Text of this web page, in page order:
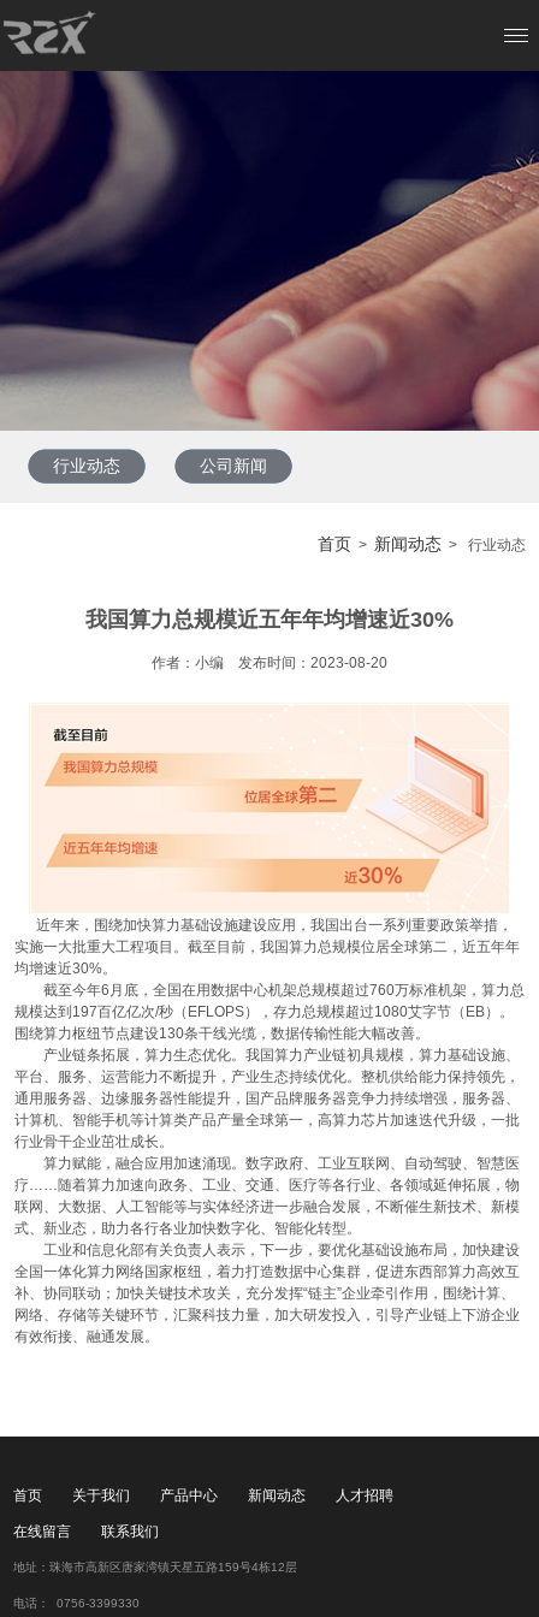
行业动态 公司新闻
首页 > 新闻动态 > 行业动态
我国算力总规模近五年年均增速近30%
作者：小编 发布时间：2023-08-20
近年来，围绕加快算力基础设施建设应用，我国出台一系列重要政策举措，
实施一大批重大工程项目。截至目前，我国算力总规模位居全球第二，近五年年
均增速近30%。
截至今年6月底，全国在用数据中心机架总规模超过760万标准机架，算力总
规模达到197百亿亿次/秒（EFLOPS），存力总规模超过1080艾字节（EB）。
围绕算力枢纽节点建设130条干线光缆，数据传输性能大幅改善。
产业链条拓展，算力生态优化。我国算力产业链初具规模，算力基础设施、
平台、服务、运营能力不断提升，产业生态持续优化。整机供给能力保持领先，
通用服务器、边缘服务器性能提升，国产品牌服务器竞争力持续增强，服务器、
计算机、智能手机等计算类产品产量全球第一，高算力芯片加速迭代升级，一批
行业骨干企业茁壮成长。
算力赋能，融合应用加速涌现。数字政府、工业互联网、自动驾驶、智慧医
疗……随着算力加速向政务、工业、交通、医疗等各行业、各领域延伸拓展，物
联网、大数据、人工智能等与实体经济进一步融合发展，不断催生新技术、新模
式、新业态，助力各行各业加快数字化、智能化转型。
工业和信息化部有关负责人表示，下一步，要优化基础设施布局，加快建设
全国一体化算力网络国家枢纽，着力打造数据中心集群，促进东西部算力高效互
补、协同联动；加快关键技术攻关，充分发挥“链主”企业牵引作用，围绕计算、
网络、存储等关键环节，汇聚科技力量，加大研发投入，引导产业链上下游企业
有效衔接、融通发展。
首页 关于我们 产品中心 新闻动态 人才招聘
在线留言 联系我们
地址：珠海市高新区唐家湾镇天星五路159号4栋12层
电话： 0756-3399330